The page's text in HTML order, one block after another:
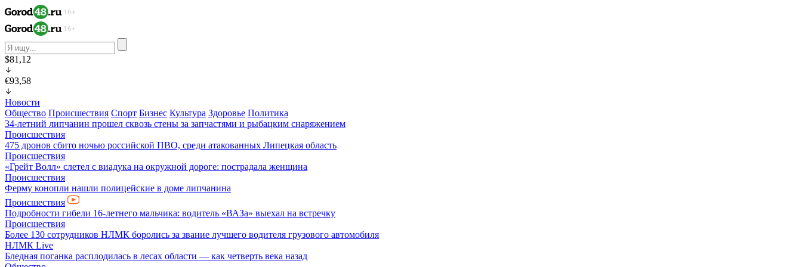
$81,12
€93,58
Новости
Общество Происшествия Спорт Бизнес Культура Здоровье Политика
34-летний липчанин прошел сквозь стены за запчастями и рыбацким снаряжением
Происшествия
475 дронов сбито ночью российской ПВО, среди атакованных Липецкая область
Происшествия
«Грейт Волл» слетел с виадука на окружной дороге: пострадала женщина
Происшествия
Ферму конопли нашли полицейские в доме липчанина
Происшествия
Подробности гибели 16-летнего мальчика: водитель «ВАЗа» выехал на встречку
Происшествия
Более 130 сотрудников НЛМК боролись за звание лучшего водителя грузового автомобиля
НЛМК Live
Бледная поганка расплодилась в лесах области — как четверть века назад